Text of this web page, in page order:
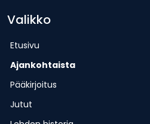
Valikko
Etusivu
Ajankohtaista
Pääkirjoitus
Jutut